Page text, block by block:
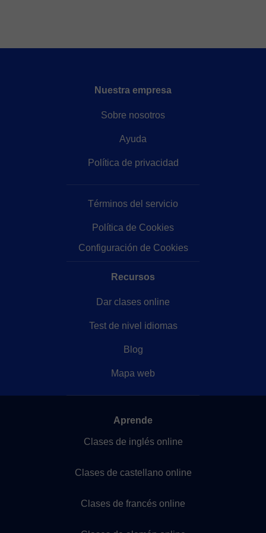
Nuestra empresa
Sobre nosotros
Ayuda
Política de privacidad
Términos del servicio
Política de Cookies
Configuración de Cookies
Recursos
Dar clases online
Test de nivel idiomas
Blog
Mapa web
Aprende
Clases de inglés online
Clases de castellano online
Clases de francés online